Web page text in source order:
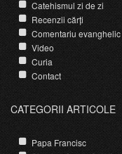
Catehismul zi de zi
Recenzii cărți
Comentariu evanghelic
Video
Curia
Contact
CATEGORII ARTICOLE
Papa Francisc